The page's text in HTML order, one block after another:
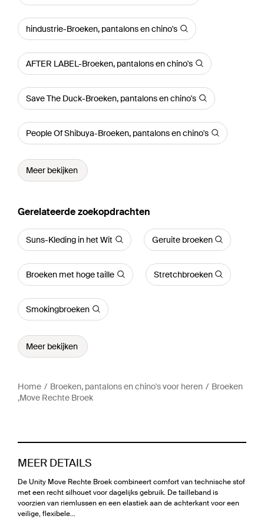
hindustrie-Broeken, pantalons en chino's
AFTER LABEL-Broeken, pantalons en chino's
Save The Duck-Broeken, pantalons en chino's
People Of Shibuya-Broeken, pantalons en chino's
Meer bekijken
Gerelateerde zoekopdrachten
Suns-Kleding in het Wit Geruite broeken
Broeken met hoge taille Stretchbroeken
Smokingbroeken
Meer bekijken
Home Broeken, pantalons en chino's voor heren
Broeken
,Move Rechte Broek
MEER DETAILS
De Unity Move Rechte Broek combineert comfort van technische stof
met een recht silhouet voor dagelijks gebruik. De tailleband is
voorzien van riemlussen en een elastiek aan de achterkant voor een
veilige, flexibele…